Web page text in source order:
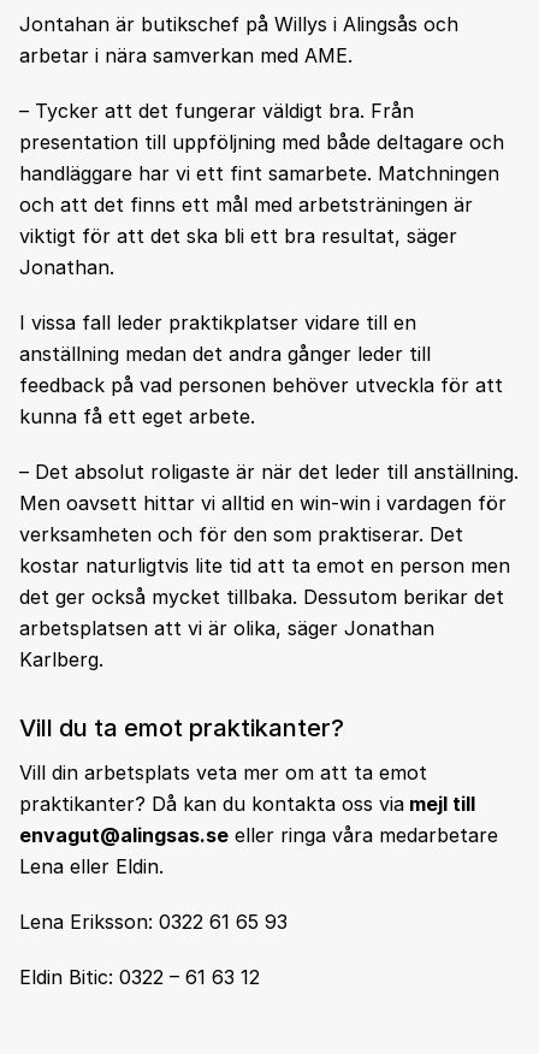
Jontahan är butikschef på Willys i Alingsås och
arbetar i nära samverkan med AME.
– Tycker att det fungerar väldigt bra. Från
presentation till uppföljning med både deltagare och
handläggare har vi ett fint samarbete. Matchningen
och att det finns ett mål med arbetsträningen är
viktigt för att det ska bli ett bra resultat, säger
Jonathan.
I vissa fall leder praktikplatser vidare till en
anställning medan det andra gånger leder till
feedback på vad personen behöver utveckla för att
kunna få ett eget arbete.
– Det absolut roligaste är när det leder till anställning.
Men oavsett hittar vi alltid en win-win i vardagen för
verksamheten och för den som praktiserar. Det
kostar naturligtvis lite tid att ta emot en person men
det ger också mycket tillbaka. Dessutom berikar det
arbetsplatsen att vi är olika, säger Jonathan
Karlberg.
Vill du ta emot praktikanter?
Vill din arbetsplats veta mer om att ta emot
praktikanter? Då kan du kontakta oss via mejl till
envagut@alingsas.se eller ringa våra medarbetare
Lena eller Eldin.
Lena Eriksson: 0322 61 65 93
Eldin Bitic: 0322 – 61 63 12